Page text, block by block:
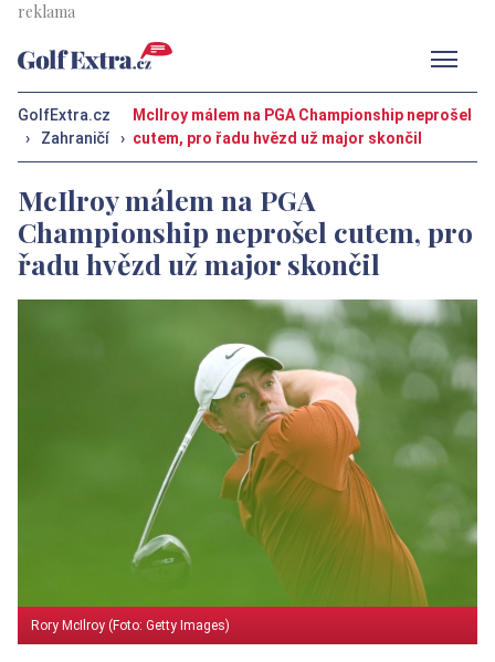
GolfExtra.cz
›
Zahraničí ›
McIlroy málem na PGA Championship neprošel
cutem, pro řadu hvězd už major skončil
McIlroy málem na PGA
Championship neprošel cutem, pro
řadu hvězd už major skončil
Rory McIlroy (Foto: Getty Images)